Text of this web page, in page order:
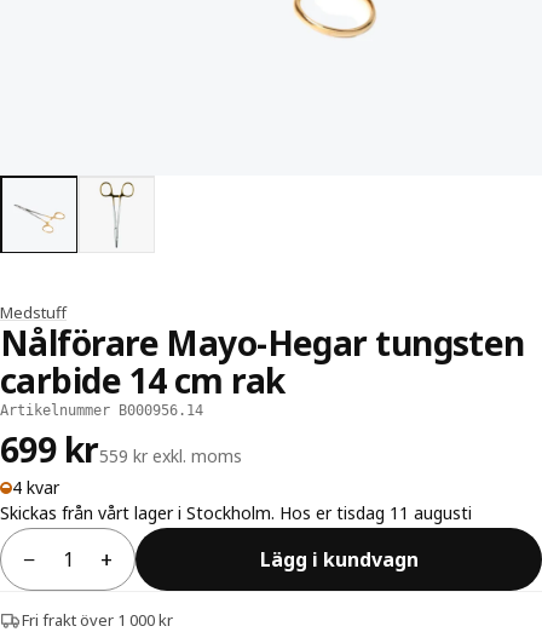
Medstuff
Nålförare Mayo-Hegar tungsten
carbide 14 cm rak
Artikelnummer B000956.14
699 kr559 kr exkl. moms
4 kvar
Skickas från vårt lager i Stockholm. Hos er tisdag 11 augusti
− + Lägg i kundvagn
Fri frakt över 1 000 kr